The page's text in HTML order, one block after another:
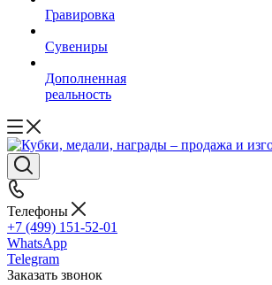
Гравировка
Сувениры
Дополненная
реальность
Телефоны
+7 (499) 151-52-01
WhatsApp
Telegram
Заказать звонок